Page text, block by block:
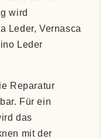
wird
Leder, Vernasca
Leder
Reparatur
Für ein
das
mit der